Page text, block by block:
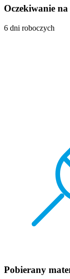
Oczekiwanie
6 dni roboczych
Pobierany